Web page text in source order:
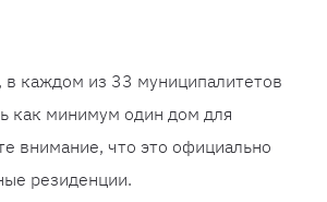
каждом из 33 муниципалитетов
как минимум один дом для
внимание, что это официально
резиденции.